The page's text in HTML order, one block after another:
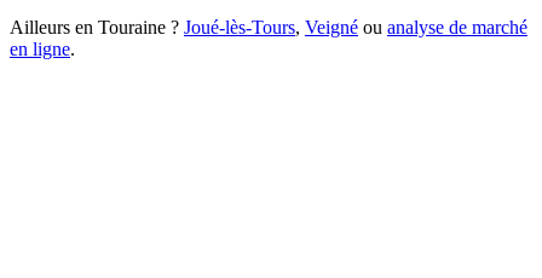
Ailleurs en Touraine ? Joué-lès-Tours, Veigné ou analyse de marché
en ligne.